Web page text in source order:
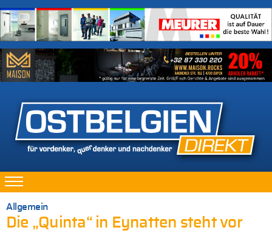
Allgemein
Die „Quinta“ in Eynatten steht vor